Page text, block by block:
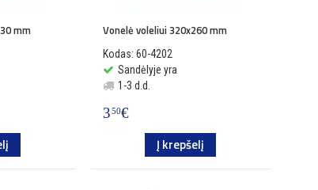
mm Vonelė voleliui 320x260 mm
Kodas: 60-4202
Sandėlyje yra
1-3 d.d.
350€
Į krepšelį